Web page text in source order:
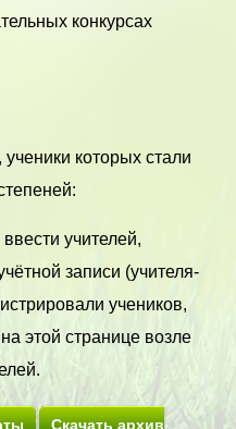
конкурсах
которых стали
учителей,
записи (учителя-
учеников,
этой странице возле
Скачать архив